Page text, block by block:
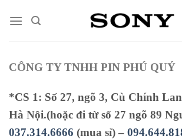
qua
CÔNG TY TNHH PIN PHÚ QUÝ
*CS 1: Số 27, ngõ 3, Cù Chính
Hà Nội.(hoặc đi từ số 27 ngõ 89
037.314.6666 (mua sỉ) –